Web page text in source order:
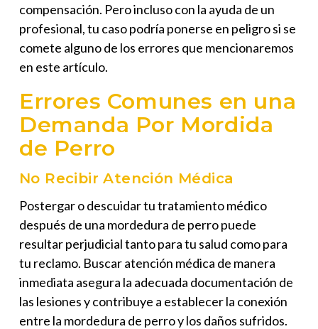
compensación. Pero incluso con la ayuda de un
profesional, tu caso podría ponerse en peligro si se
comete alguno de los errores que mencionaremos
en este artículo.
Errores Comunes en una
Demanda Por Mordida
de Perro
No Recibir Atención Médica
Postergar o descuidar tu tratamiento médico
después de una mordedura de perro puede
resultar perjudicial tanto para tu salud como para
tu reclamo. Buscar atención médica de manera
inmediata asegura la adecuada documentación de
las lesiones y contribuye a establecer la conexión
entre la mordedura de perro y los daños sufridos.